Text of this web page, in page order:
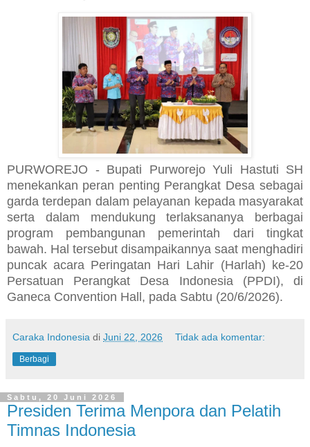
PURWOREJO - Bupati Purworejo Yuli Hastuti SH
menekankan peran penting Perangkat Desa sebagai
garda terdepan dalam pelayanan kepada masyarakat
serta dalam mendukung terlaksananya berbagai
program pembangunan pemerintah dari tingkat
bawah. Hal tersebut disampaikannya saat menghadiri
puncak acara Peringatan Hari Lahir (Harlah) ke-20
Persatuan Perangkat Desa Indonesia (PPDI), di
Ganeca Convention Hall, pada Sabtu (20/6/2026).
Caraka Indonesia di Juni 22, 2026 Tidak ada komentar:
Berbagi
Sabtu, 20 Juni 2026
Presiden Terima Menpora dan Pelatih
Timnas Indonesia